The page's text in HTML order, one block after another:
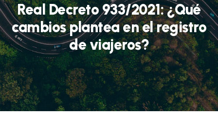
Real Decreto 933/2021: ¿Qué
cambios plantea en el registro
de viajeros?